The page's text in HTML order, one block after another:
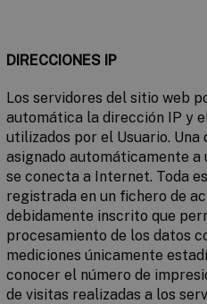
DIRECCIONES IP
Los servidores del sitio web
automática la dirección IP y
utilizados por el Usuario. Una
asignado automáticamente a
se conecta a Internet. Toda
registrada en un fichero de
debidamente inscrito que
procesamiento de los datos
mediciones únicamente
conocer el número de
de visitas realizadas a los